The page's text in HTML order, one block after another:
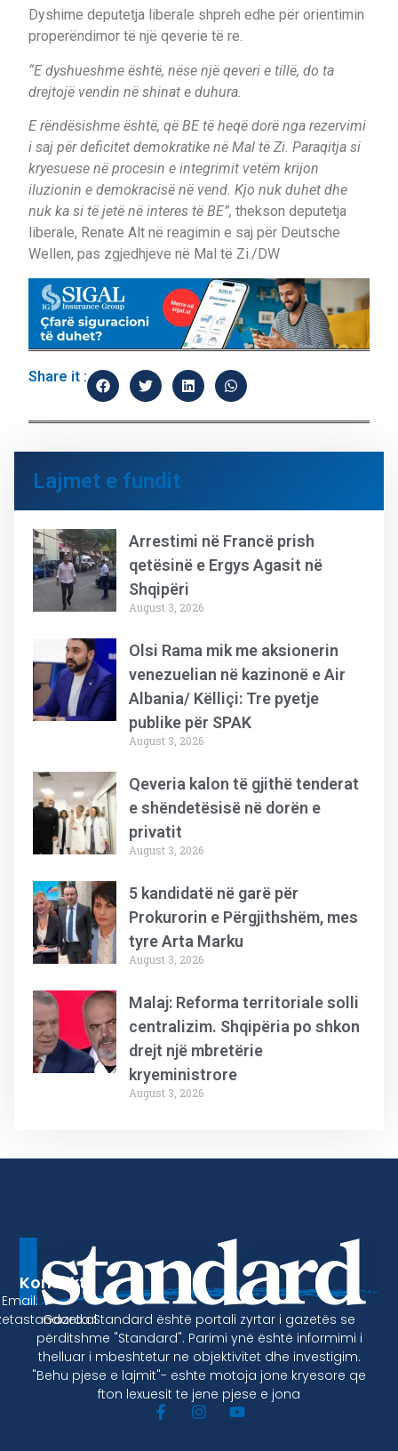
Dyshime deputetja liberale shpreh edhe për orientimin
properëndimor të një qeverie të re.
“E dyshueshme është, nëse një qeveri e tillë, do ta
drejtojë vendin në shinat e duhura.
E rëndësishme është, që BE të heqë dorë nga rezervimi
i saj për deficitet demokratike në Mal të Zi. Paraqitja si
kryesuese në procesin e integrimit vetëm krijon
iluzionin e demokracisë në vend. Kjo nuk duhet dhe
nuk ka si të jetë në interes të BE”, thekson deputetja
liberale, Renate Alt në reagimin e saj për Deutsche
Wellen, pas zgjedhjeve në Mal të Zi./DW
Share it :
Lajmet e fundit
Arrestimi në Francë prish
qetësinë e Ergys Agasit në
Shqipëri
August 3, 2026
Olsi Rama mik me aksionerin
venezuelian në kazinonë e Air
Albania/ Këlliçi: Tre pyetje
publike për SPAK
August 3, 2026
Qeveria kalon të gjithë tenderat
e shëndetësisë në dorën e
privatit
August 3, 2026
5 kandidatë në garë për
Prokurorin e Përgjithshëm, mes
tyre Arta Marku
August 3, 2026
Malaj: Reforma territoriale solli
centralizim. Shqipëria po shkon
drejt një mbretërie
kryeministrore
August 3, 2026
Gazeta Standard është portali zyrtar i gazetës se
përditshme "Standard". Parimi ynë është informimi i
thelluar i mbeshtetur ne objektivitet dhe investigim.
"Behu pjese e lajmit"- eshte motoja jone kryesore qe
fton lexuesit te jene pjese e jona
Kontakt
Email: